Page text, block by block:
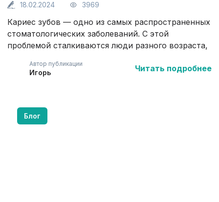
18.02.2024 3969
Кариес зубов — одно из самых распространенных
стоматологических заболеваний. С этой
проблемой сталкиваются люди разного возраста,
первых этапах кариес может выглядеть как
постепенно прогрессирует, разрушает твердые
ткани зуба и может привести к развитию
Автор публикации
Игорь Читать подробнее
Блог